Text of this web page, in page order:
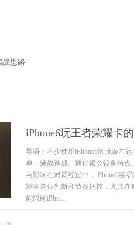
战思路
iPhone6玩王者荣耀卡
导语：不少使用iPhone6的玩家在
单一缘故造成。通过领会设备特
与影响在对局经过中，iPhone6容
影响走位判断和节奏把控，尤其
能限制iPho...